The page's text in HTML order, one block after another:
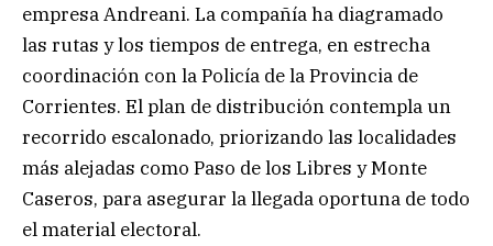
empresa Andreani. La compañía ha diagramado
las rutas y los tiempos de entrega, en estrecha
coordinación con la Policía de la Provincia de
Corrientes. El plan de distribución contempla un
recorrido escalonado, priorizando las localidades
más alejadas como Paso de los Libres y Monte
Caseros, para asegurar la llegada oportuna de todo
el material electoral.